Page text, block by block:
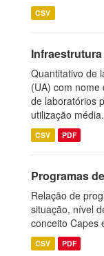
CSV
Quantitativo de
(UA) com
de laboratórios
utilização
CSV PDF
Programas
Relação de
situação, nível
conceito Capes
CSV PDF